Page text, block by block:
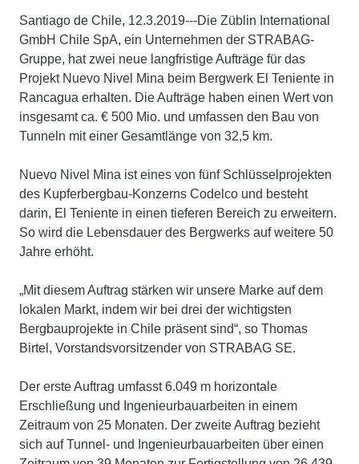
Santiago de Chile, 12.3.2019---Die Züblin International
GmbH Chile SpA, ein Unternehmen der STRABAG-
Gruppe, hat zwei neue langfristige Aufträge für das
Projekt Nuevo Nivel Mina beim Bergwerk El Teniente in
Rancagua erhalten. Die Aufträge haben einen Wert von
insgesamt ca. € 500 Mio. und umfassen den Bau von
Tunneln mit einer Gesamtlänge von 32,5 km.
Nuevo Nivel Mina ist eines von fünf Schlüsselprojekten
des Kupferbergbau-Konzerns Codelco und besteht
darin, El Teniente in einen tieferen Bereich zu erweitern.
So wird die Lebensdauer des Bergwerks auf weitere 50
Jahre erhöht.
„Mit diesem Auftrag stärken wir unsere Marke auf dem
lokalen Markt, indem wir bei drei der wichtigsten
Bergbauprojekte in Chile präsent sind“, so Thomas
Birtel, Vorstandsvorsitzender von STRABAG SE.
Der erste Auftrag umfasst 6.049 m horizontale
Erschließung und Ingenieurbauarbeiten in einem
Zeitraum von 25 Monaten. Der zweite Auftrag bezieht
sich auf Tunnel- und Ingenieurbauarbeiten über einen